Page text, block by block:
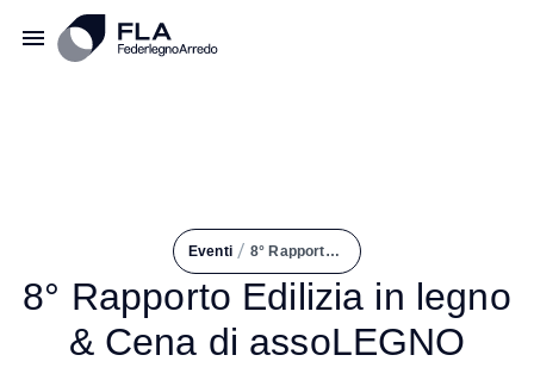
Eventi / 8° Rapporto Edilizia In Legno & Cena di AssoLEGNO
8° Rapporto Edilizia in legno
& Cena di assoLEGNO